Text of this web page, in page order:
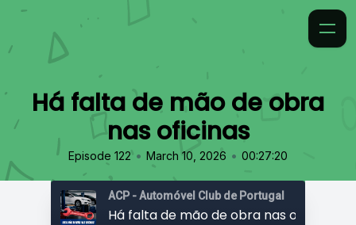
Há falta de mão de obra
nas oficinas
Episode 122 • March 10, 2026 • 00:27:20
ACP - Automóvel Club de Portugal
Há falta de mão de obra nas oficinas